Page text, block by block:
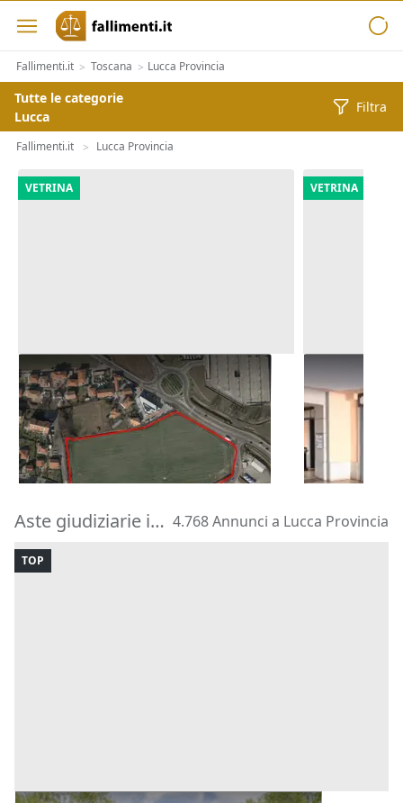
Fallimenti.it > Toscana > Lucca Provincia
Tutte le categorie
Lucca
Filtra
Fallimenti.it > Lucca Provincia
VETRINA
Asta Quote di terreno edificabile
residenziale di 22.643 mq
Pinerolo (Torino)
205.286 €
30/09/2026
VETRINA
Asta
141.750 €
02/10/2026
Aste giudiziarie in provincia di Lucca 4.768 Annunci a Lucca Provincia
TOP